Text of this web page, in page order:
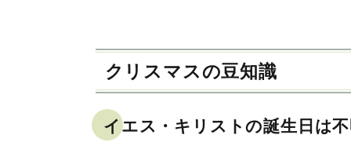
クリスマスの豆知識
イエス・キリストの誕生日は